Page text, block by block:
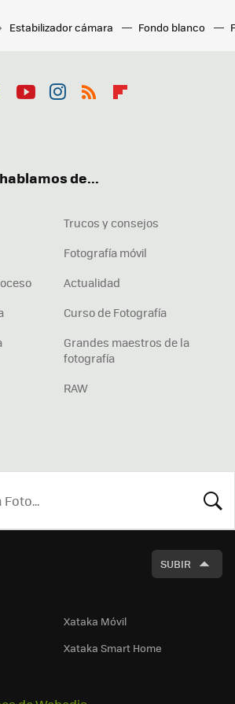
Estabilizador cámara Fondo blanco
de...
Trucos y consejos
Fotografía móvil
Actualidad
Curso de Fotografía
Grandes maestros de la
fotografía
RAW
SUBIR
Xataka Móvil
Xataka Smart Home